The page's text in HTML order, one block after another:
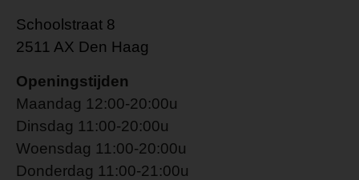
Schoolstraat 8
2511 AX Den Haag
Openingstijden
Maandag 12:00-20:00u
Dinsdag 11:00-20:00u
Woensdag 11:00-20:00u
Donderdag 11:00-21:00u